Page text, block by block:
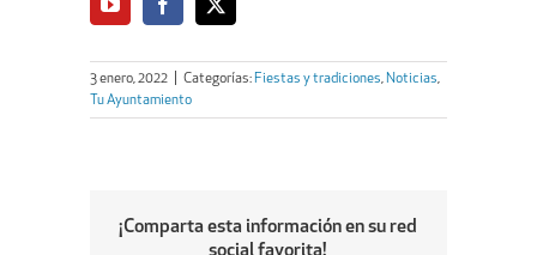
3 enero, 2022 Categorías: Fiestas y tradiciones, Noticias,
Tu Ayuntamiento
¡Comparta esta información en su red